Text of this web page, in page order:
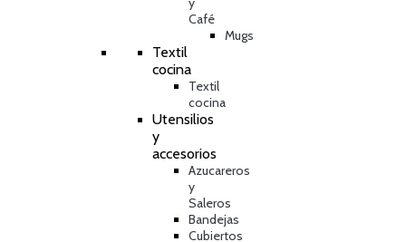
Café
Mugs
Textil
cocina
Textil
cocina
Utensilios
y
accesorios
Azucareros
y
Saleros
Bandejas
Cubiertos